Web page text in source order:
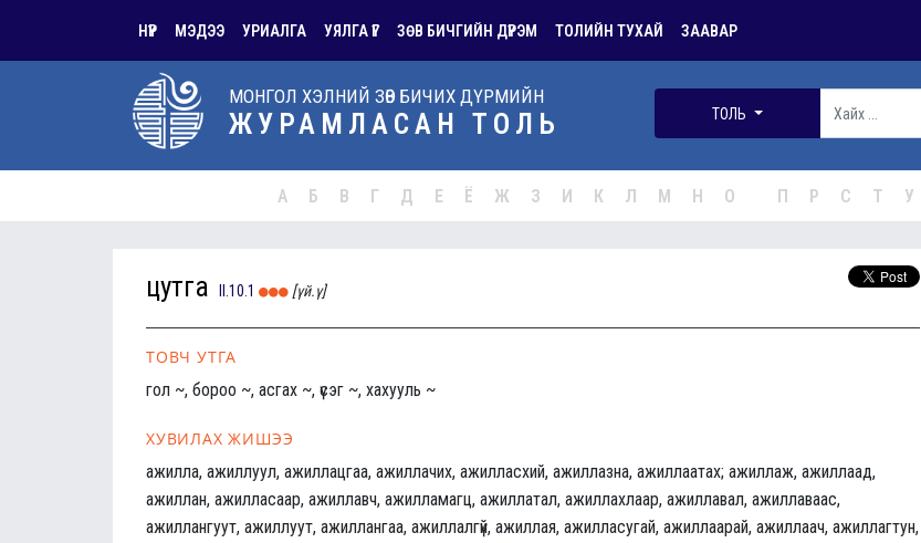
НҮҮР МЭДЭЭ УРИАЛГА УЯЛГА ҮГ ЗӨВ БИЧГИЙН ДҮРЭМ ТОЛИЙН ТУХАЙ ЗААВАР
МОНГОЛ ХЭЛНИЙ ЗӨВ БИЧИХ ДҮРМИЙН
ЖУРАМЛАСАН ТОЛЬ ТОЛЬ
А Б В Г Д Е Ё Ж З И К Л М Н О П Р С Т У
цутга II.10.1 [үй.ү]
ТОВЧ УТГА
гол ~, бороо ~, асгах ~, үсэг ~, хахууль ~
ХУВИЛАХ ЖИШЭЭ
ажилла, ажиллуул, ажиллацгаа, ажиллачих, ажилласхий, ажиллазна, ажиллаатах; ажиллаж, ажиллаад,
ажиллан, ажилласаар, ажиллавч, ажилламагц, ажиллатал, ажиллахлаар, ажиллавал, ажиллаваас,
ажиллангуут, ажиллуут, ажиллангаа, ажиллалгүй, ажиллая, ажилласугай, ажиллаарай, ажиллаач, ажиллагтун,